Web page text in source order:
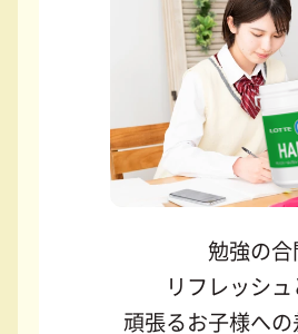
勉強の合
リフレッシュ
頑張るお子様への